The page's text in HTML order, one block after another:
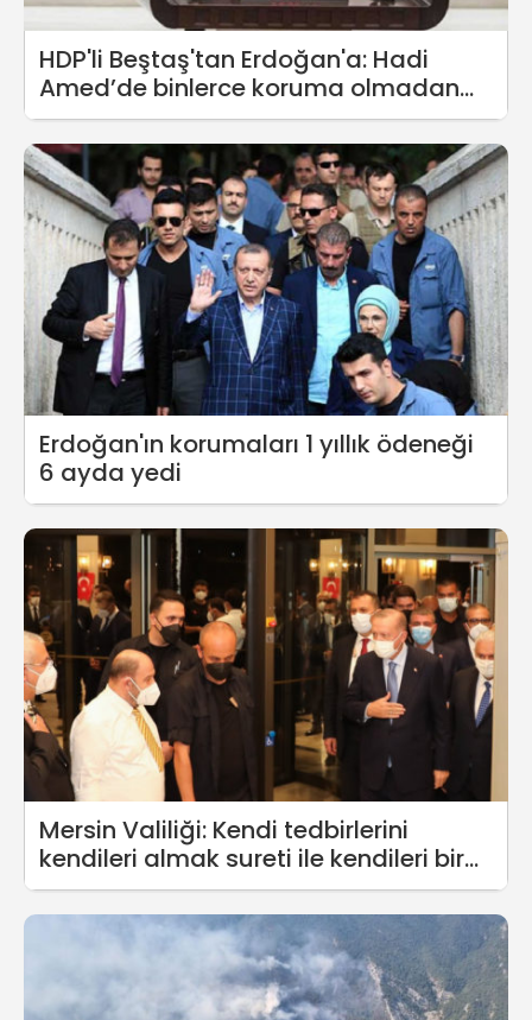
HDP'li Beştaş'tan Erdoğan'a: Hadi
Amed’de binlerce koruma olmadan
dolaşsın
Erdoğan'ın korumaları 1 yıllık ödeneği
6 ayda yedi
Mersin Valiliği: Kendi tedbirlerini
kendileri almak sureti ile kendileri bir
uygulama yapmıştır